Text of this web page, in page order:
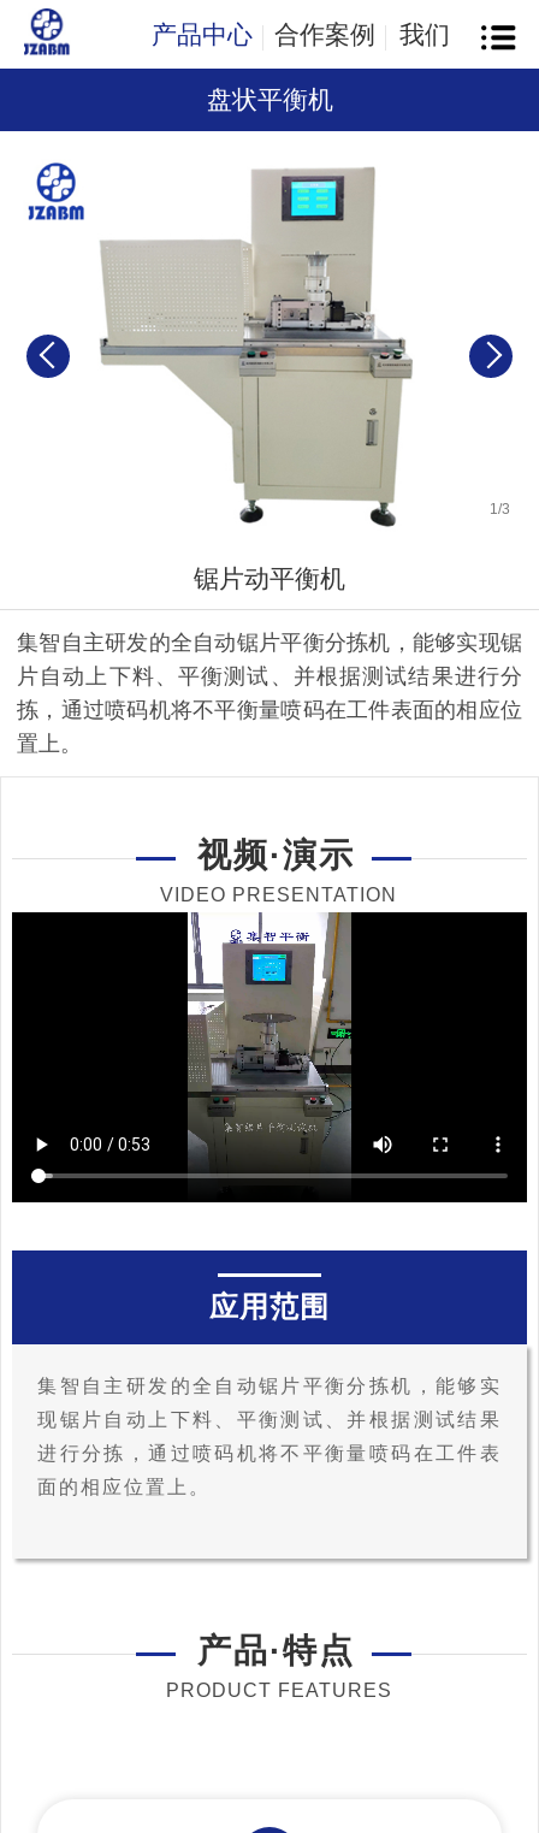
产品中心 合作案例 我们
盘状平衡机
1 /3
锯片动平衡机
集智自主研发的全自动锯片平衡分拣机，能够实现锯
片自动上下料、平衡测试、并根据测试结果进行分
拣，通过喷码机将不平衡量喷码在工件表面的相应位
置上。
视频·演示
VIDEO PRESENTATION
应用范围
集智自主研发的全自动锯片平衡分拣机，能够实
现锯片自动上下料、平衡测试、并根据测试结果
进行分拣，通过喷码机将不平衡量喷码在工件表
面的相应位置上。
产品·特点
PRODUCT FEATURES